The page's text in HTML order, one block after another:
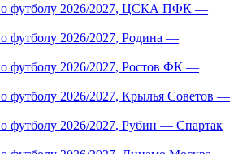
футболу 2026/2027, ЦСКА ПФК —
футболу 2026/2027, Родина —
футболу 2026/2027, Ростов ФК —
футболу 2026/2027, Крылья Советов —
футболу 2026/2027, Рубин — Спартак